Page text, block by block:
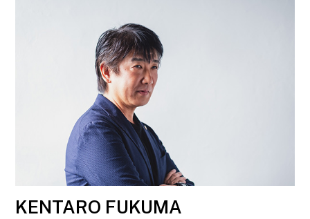
KENTARO FUKUMA